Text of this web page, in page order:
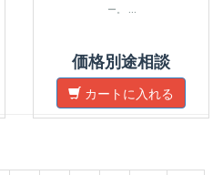
ー。 ...
価格別途相談
カートに入れる